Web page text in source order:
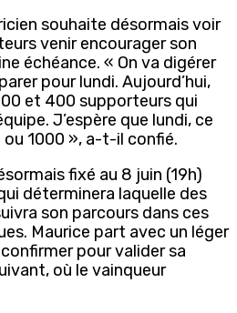
souhaite désormaisvoir
venir encourager son
échéance. « On va digérer
pour lundi. Aujourd’hui,
et 400 supporteurs qui
J’espère que lundi, ce
1000 », a-t-il confié.
fixé au 8 juin (19h)
déterminera laquelle des
son parcours dans ces
Maurice part avec un léger
pour valider sa
où le vainqueur